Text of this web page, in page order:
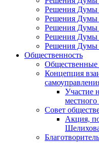
Решения Думы
Решения Думы
Решения Думы
Решения Думы
Решения Думы
Общественность
Общественные
Концепция
Участие
местного
Совет
Акция,